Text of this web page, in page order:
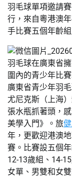
羽毛球單項邀請
行，來自粵港澳
手比賽五個年齡
羽毛球在廣東省
圍內的青少年比
廣東省青少年羽
尤尼克斯（上海
張水瓶抓著頭，
美學入門》。旅
年，更歡迎港澳
賽。比賽設五個
12-13歲組、14-
女單、男雙和女